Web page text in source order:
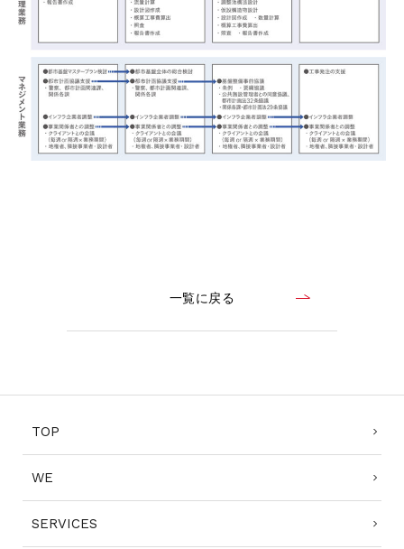
一覧に戻る
TOP
WE
SERVICES